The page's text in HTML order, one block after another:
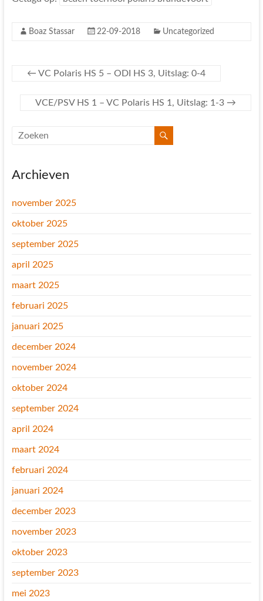
Boaz Stassar 22-09-2018 Uncategorized
← VC Polaris HS 5 – ODI HS 3, Uitslag: 0-4
VCE/PSV HS 1 – VC Polaris HS 1, Uitslag: 1-3 →
Archieven
november 2025
oktober 2025
september 2025
april 2025
maart 2025
februari 2025
januari 2025
december 2024
november 2024
oktober 2024
september 2024
april 2024
maart 2024
februari 2024
januari 2024
december 2023
november 2023
oktober 2023
september 2023
mei 2023